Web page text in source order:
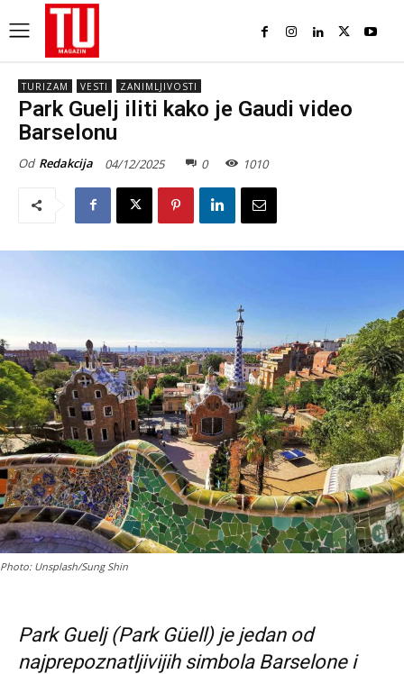
TURIZAM VESTI ZANIMLJIVOSTI
Park Guelj iliti kako je Gaudi video
Barselonu
Od Redakcija 04/12/2025 0 1010
Photo: Unsplash/Sung Shin
Park Guelj (Park Güell) je jedan od
najprepoznatljivijih simbola Barselone i